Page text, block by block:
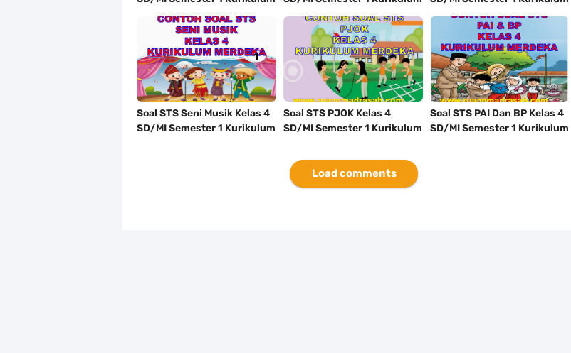
Merdeka Tahun 2023/2024
Merdeka Tahun 2023/2024
Merdeka Tahun 2023/2024
Soal STS Seni Musik Kelas 4
SD/MI Semester 1 Kurikulum
Soal STS PJOK Kelas 4
SD/MI Semester 1 Kurikulum
Soal STS PAI Dan BP Kelas 4
SD/MI Semester 1 Kurikulum
Load comments